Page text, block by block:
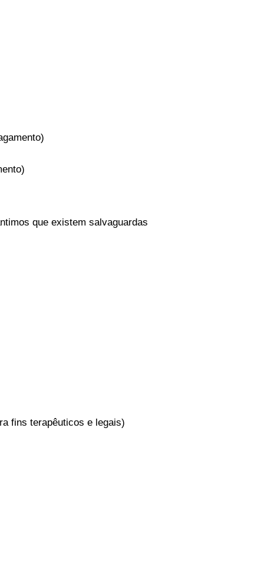
que existem salvaguardas
fins terapêuticos e legais)